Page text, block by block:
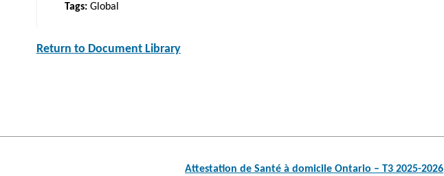
Tags: Global
Return to Document Library
Attestation de Santé à domicile Ontario – T3 2025-2026